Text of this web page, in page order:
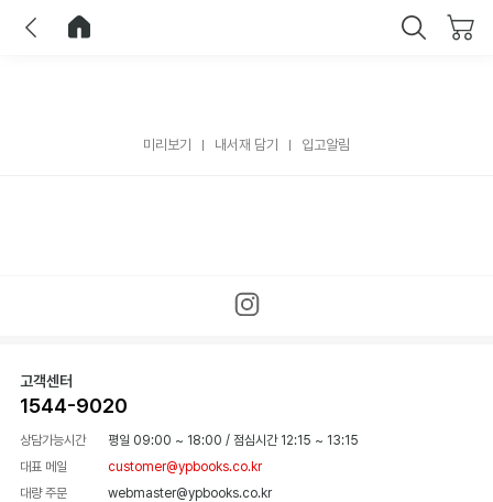
미리보기 내서재 담기 입고알림
고객센터
1544-9020
상담가능시간 평일 09:00 ~ 18:00 / 점심시간 12:15 ~ 13:15
대표 메일
customer@ypbooks.co.kr
대량 주문
webmaster@ypbooks.co.kr